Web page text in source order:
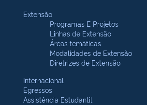
Extensão
Programas E Projetos
Linhas de Extensão
Áreas temáticas
Modalidades de Extensão
Diretrizes de Extensão
Internacional
Egressos
Assistência Estudantil